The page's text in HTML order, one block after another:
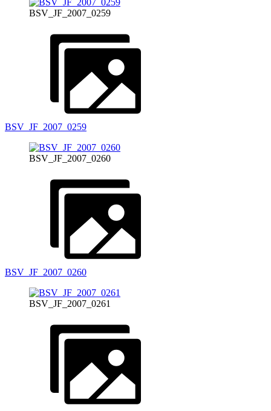
BSV_JF_2007_0259
BSV_JF_2007_0259
BSV_JF_2007_0260
BSV_JF_2007_0260
BSV_JF_2007_0261